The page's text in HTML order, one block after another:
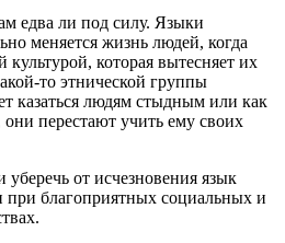
едва ли под силу. Языки
меняется жизнь людей, когда
культурой, которая вытесняет их
то этнической группы
казаться людям стыдным или как
перестают учить ему своих
от исчезновения язык
при благоприятных социальных и